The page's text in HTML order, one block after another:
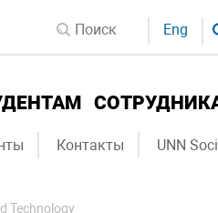
Eng
Контакты UNN
Technology